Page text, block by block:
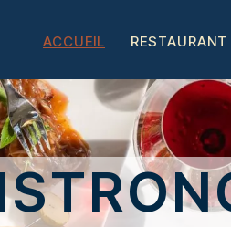
ACCUEIL RESTAURANT